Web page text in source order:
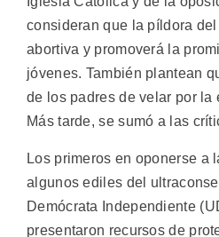
consideran que la píldora
abortiva y promoverá la
jóvenes. También plantean
de los padres de velar por la
Más tarde, se sumó a las
Los primeros en oponerse a
algunos ediles del
Demócrata Independiente
presentaron recursos de